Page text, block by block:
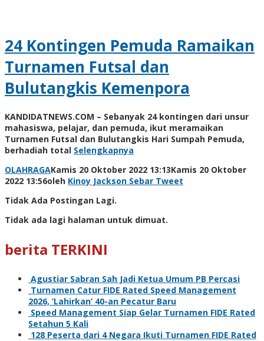
24 Kontingen Pemuda Ramaikan
Turnamen Futsal dan
Bulutangkis Kemenpora
KANDIDATNEWS.COM – Sebanyak 24 kontingen dari unsur
mahasiswa, pelajar, dan pemuda, ikut meramaikan
Turnamen Futsal dan Bulutangkis Hari Sumpah Pemuda,
berhadiah total Selengkapnya
OLAHRAGAKamis 20 Oktober 2022 13:13Kamis 20 Oktober
2022 13:56oleh Kinoy Jackson Sebar Tweet
Tidak Ada Postingan Lagi.
Tidak ada lagi halaman untuk dimuat.
berita TERKINI
Agustiar Sabran Sah Jadi Ketua Umum PB Percasi
Turnamen Catur FIDE Rated Speed Management
2026, ‘Lahirkan’ 40-an Pecatur Baru
Speed Management Siap Gelar Turnamen FIDE Rated
Setahun 5 Kali
128 Peserta dari 4 Negara Ikuti Turnamen FIDE Rated